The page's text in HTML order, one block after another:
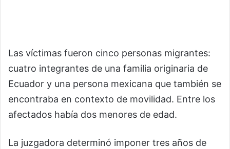
Las víctimas fueron cinco personas migrantes:
cuatro integrantes de una familia originaria de
Ecuador y una persona mexicana que también se
encontraba en contexto de movilidad. Entre los
afectados había dos menores de edad.
La juzgadora determinó imponer tres años de